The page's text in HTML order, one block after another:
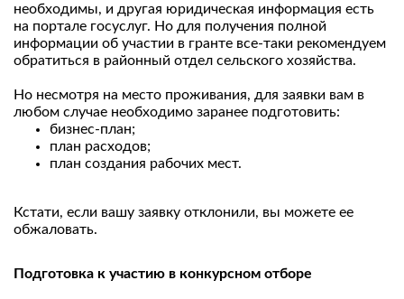
необходимы, и другая юридическая информация есть
на портале госуслуг. Но для получения полной
информации об участии в гранте все-таки рекомендуем
обратиться в районный отдел сельского хозяйства.
Но несмотря на место проживания, для заявки вам в
любом случае необходимо заранее подготовить:
бизнес-план;
план расходов;
план создания рабочих мест.
Кстати, если вашу заявку отклонили, вы можете ее
обжаловать.
Подготовка к участию в конкурсном отборе